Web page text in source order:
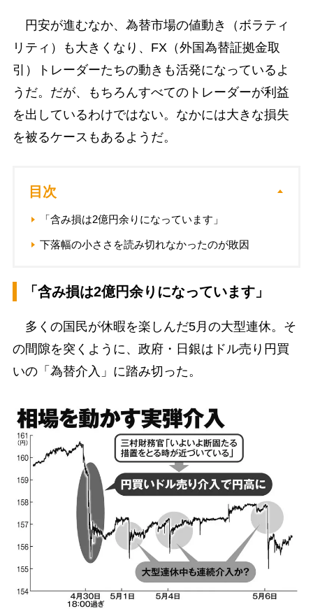
円安が進むなか、為替市場の値動き（ボラティ
リティ）も大きくなり、FX（外国為替証拠金取
引）トレーダーたちの動きも活発になっているよ
うだ。だが、もちろんすべてのトレーダーが利益
を出しているわけではない。なかには大きな損失
を被るケースもあるようだ。
目次
「含み損は2億円余りになっています」
下落幅の小ささを読み切れなかったのが敗因
「含み損は2億円余りになっています」
多くの国民が休暇を楽しんだ5月の大型連休。そ
の間隙を突くように、政府・日銀はドル売り円買
いの「為替介入」に踏み切った。